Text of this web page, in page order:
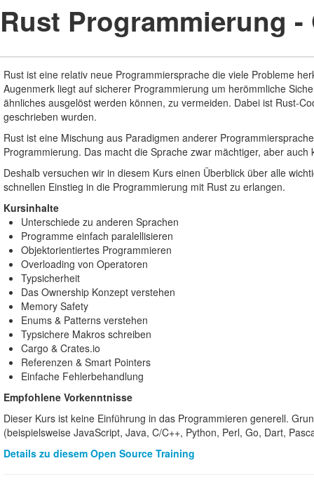
Rust Programmierung
Rust ist eine relativ neue Programmiersprache die viele Probleme
Augenmerk liegt auf sicherer Programmierung um herömmliche
ähnliches ausgelöst werden können, zu vermeiden. Dabei ist Rust-
geschrieben wurden.
Rust ist eine Mischung aus Paradigmen anderer
Programmierung. Das macht die Sprache zwar mächtiger, aber
Deshalb versuchen wir in diesem Kurs einen Überblick über alle
schnellen Einstieg in die Programmierung mit Rust zu erlangen.
Kursinhalte
Unterschiede zu anderen Sprachen
Programme einfach paralellisieren
Objektorientiertes Programmieren
Overloading von Operatoren
Typsicherheit
Das Ownership Konzept verstehen
Memory Safety
Enums & Patterns verstehen
Typsichere Makros schreiben
Cargo & Crates.io
Referenzen & Smart Pointers
Einfache Fehlerbehandlung
Empfohlene Vorkenntnisse
Dieser Kurs ist keine Einführung in das Programmieren generell.
(beispielsweise JavaScript, Java, C/C++, Python, Perl, Go, Dart,
Details zu diesem Open Source Training